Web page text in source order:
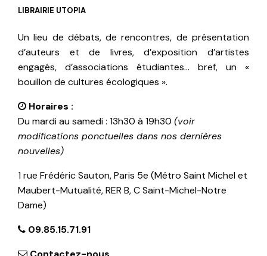
LIBRAIRIE UTOPIA
Un lieu de débats, de rencontres, de présentation
d’auteurs et de livres, d’exposition d’artistes
engagés, d’associations étudiantes… bref, un «
bouillon de cultures écologiques ».
Horaires :
Du mardi au samedi : 13h30 à 19h30 (voir
modifications ponctuelles dans nos dernières
nouvelles)
1 rue Frédéric Sauton, Paris 5e (Métro Saint Michel et
Maubert-Mutualité, RER B, C Saint-Michel-Notre
Dame)
09.85.15.71.91